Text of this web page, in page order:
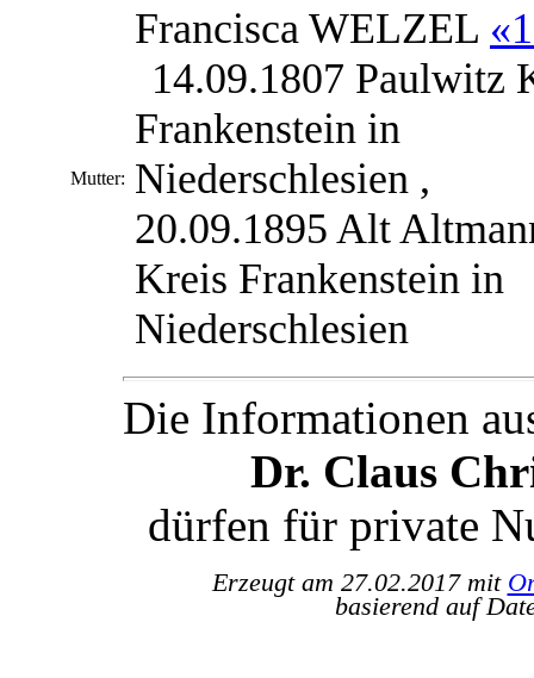
Mutter:
Francisca WELZEL
14.09.1807 Paulwitz
Frankenstein in
Niederschlesien ,
20.09.1895 Alt
Kreis Frankenstein in
Niederschlesien
Die Informationen
Dr. Claus
dürfen für private
Erzeugt am 27.02.2017 mit
basierend auf